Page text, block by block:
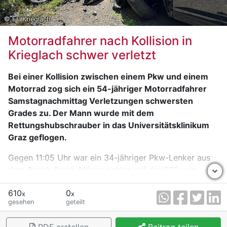
© FF Krieglach
Motorradfahrer nach Kollision in
Krieglach schwer verletzt
Bei einer Kollision zwischen einem Pkw und einem
Motorrad zog sich ein 54-jähriger Motorradfahrer
Samstagnachmittag Verletzungen schwersten
Grades zu. Der Mann wurde mit dem
Rettungshubschrauber in das Universitätsklinikum
Graz geflogen.
Gegen 11:05 Uhr war ein 34-jähriger Pkw-Lenker aus
dem Bezirk Bruck-Mürzzuschlag auf der B72 von
Krieglach kommend in Fahrtrichtung Ratten
unterwegs. In Alpl beabsichtigte er, nach links in eine
Nebenstraße einzubiegen. Zur selben Zeit fuhr der 54-
jährige Motorradlenker, ebenso aus dem Bezirk Bruck-
610x
gesehen
0x
geteilt